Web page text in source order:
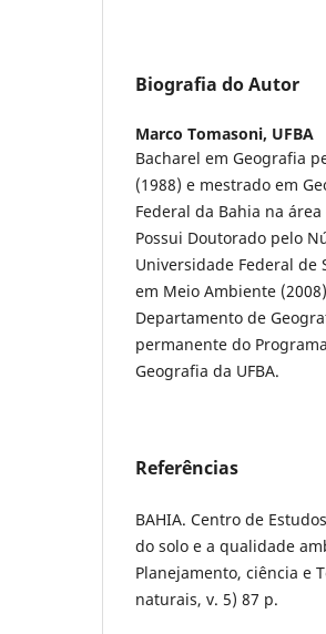
Biografia do Autor
Marco Tomasoni, UFBA
Bacharel em Geografia
(1988) e mestrado em
Federal da Bahia na
Possui Doutorado pelo
Universidade Federal de
em Meio Ambiente
Departamento de
permanente do
Geografia da UFBA.
Referências
BAHIA. Centro de
do solo e a qualidade
Planejamento, ciência e
naturais, v. 5) 87 p.